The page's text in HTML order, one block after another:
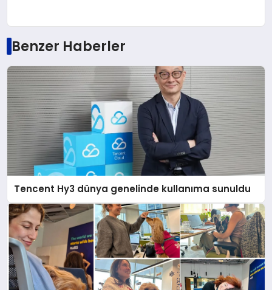
Benzer Haberler
Tencent Hy3 dünya genelinde kullanıma sunuldu